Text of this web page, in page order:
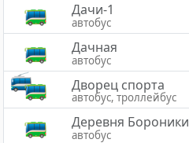
Дачи-1
автобус
Дачная
автобус
Дворец спорта
автобус, троллейбус
Деревня Бороники
автобус